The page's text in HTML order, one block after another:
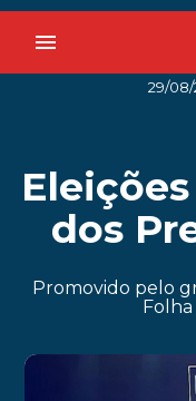
menu
29/08/
dos
Promovido pelo
Folha